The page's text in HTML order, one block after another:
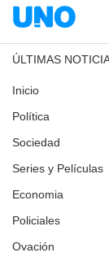
ÚLTIMAS
Inicio
Política
Sociedad
Series y Películas
Economia
Policiales
Ovación